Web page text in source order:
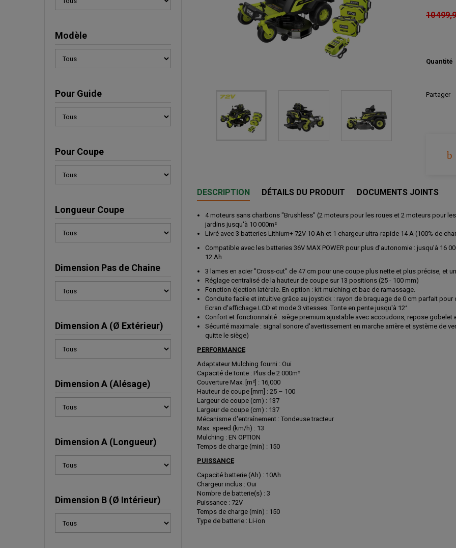
Modèle
Pour Guide
Pour Coupe
Longueur Coupe
Dimension Pas de Chaine
Dimension A (Ø Extérieur)
Dimension A (Alésage)
Dimension A (Longueur)
Dimension B (Ø Intérieur)
10
Quantité
Partager
DESCRIPTION DÉTAILS DU PRODUIT DOCUMENTS JOINTS
4 moteurs sans charbons "Brushless" (2 moteurs pour les roues et 2 moteurs pour
jardins jusqu'à 10 000m²
Livré avec 3 batteries Lithium+ 72V 10 Ah et 1 chargeur ultra-rapide 14 A (100% de
Compatible avec les batteries 36V MAX POWER pour plus d'autonomie : jusqu'à 16
12 Ah
3 lames en acier "Cross-cut" de 47 cm pour une coupe plus nette et plus précise, et
Réglage centralisé de la hauteur de coupe sur 13 positions (25 - 100 mm)
Fonction éjection latérale. En option : kit mulching et bac de ramassage.
Conduite facile et intuitive grâce au joystick : rayon de braquage de 0 cm parfait
Ecran d'affichage LCD et mode 3 vitesses. Tonte en pente jusqu'à 12°
Confort et fonctionnalité : siège premium ajustable avec accoudoirs, repose
Sécurité maximale : signal sonore d'avertissement en marche arrière et système de
quitte le siège)
PERFORMANCE
Adaptateur Mulching fourni : Oui
Capacité de tonte : Plus de 2 000m²
Couverture Max. [m²] : 16,000
Hauteur de coupe [mm] : 25 – 100
Largeur de coupe (cm) : 137
Largeur de coupe (cm) : 137
Mécanisme d'entraînement : Tondeuse tracteur
Max. speed (km/h) : 13
Mulching : EN OPTION
Temps de charge (min) : 150
PUISSANCE
Capacité batterie (Ah) : 10Ah
Chargeur inclus : Oui
Nombre de batterie(s) : 3
Puissance : 72V
Temps de charge (min) : 150
Type de batterie : Li-ion